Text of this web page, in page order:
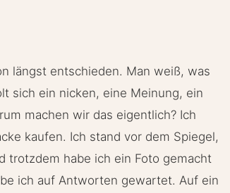
längst entschieden. Man weiß, was
sich ein nicken, eine Meinung, ein
machen wir das eigentlich? Ich
kaufen. Ich stand vor dem Spiegel,
trotzdem habe ich ein Foto gemacht
ich auf Antworten gewartet. Auf ein